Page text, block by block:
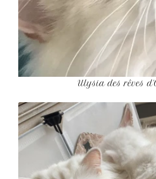
Ulysia des rêves